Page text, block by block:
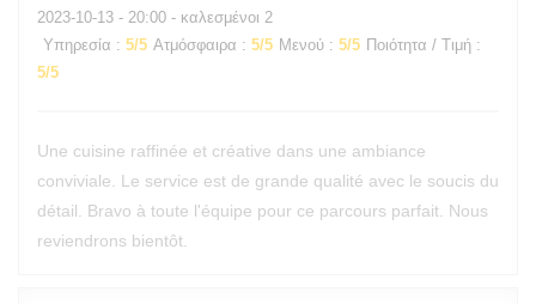
2023-10-13 - 20:00 - καλεσμένοι 2
Υπηρεσία : 5/5 Ατμόσφαιρα : 5/5 Μενού : 5/5 Ποιότητα / Τιμή :
5/5
Une cuisine raffinée et créative dans une ambiance
conviviale. Le service est de grande qualité avec le soucis du
détail. Bravo à toute l'équipe pour ce parcours parfait. Nous
reviendrons bientôt.